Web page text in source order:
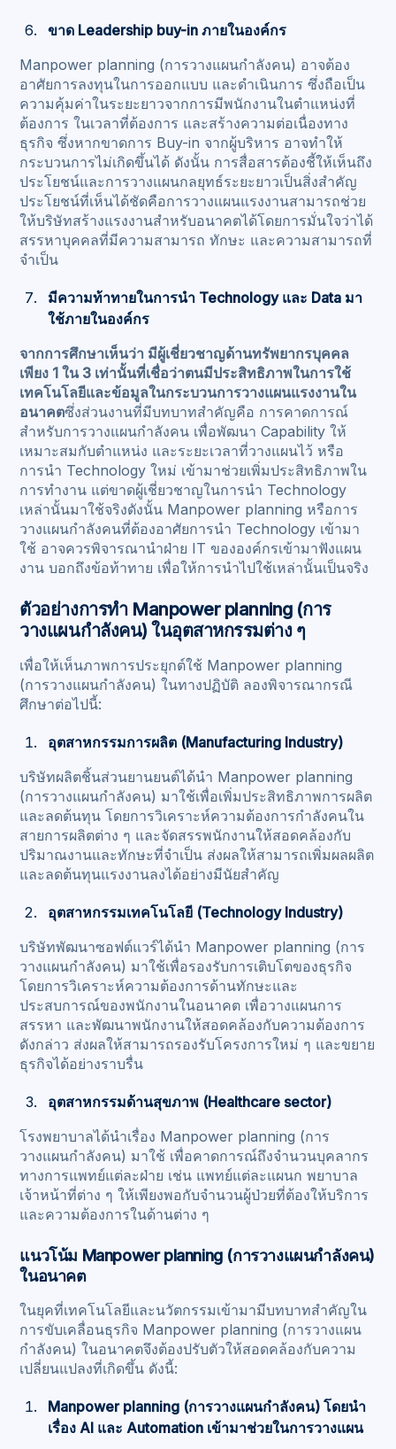
ขาด Leadership buy-in ภายในองค์กร
Manpower planning (การวางแผนกำลังคน) อาจต้อง
อาศัยการลงทุนในการออกแบบ และดำเนินการ ซึ่งถือเป็น
ความคุ้มค่าในระยะยาวจากการมีพนักงานในตำแหน่งที่
ต้องการ ในเวลาที่ต้องการ และสร้างความต่อเนื่องทาง
ธุรกิจ ซึ่งหากขาดการ Buy-in จากผู้บริหาร อาจทำให้
กระบวนการไม่เกิดขึ้นได้ ดังนั้น การสื่อสารต้องชี้ให้เห็นถึง
ประโยชน์และการวางแผนกลยุทธ์ระยะยาวเป็นสิ่งสำคัญ
ประโยชน์ที่เห็นได้ชัดคือการวางแผนแรงงานสามารถช่วย
ให้บริษัทสร้างแรงงานสำหรับอนาคตได้โดยการมั่นใจว่าได้
สรรหาบุคคลที่มีความสามารถ ทักษะ และความสามารถที่
จำเป็น
มีความท้าทายในการนำ Technology และ Data มา
ใช้ภายในองค์กร
จากการศึกษาเห็นว่า มีผู้เชี่ยวชาญด้านทรัพยากรบุคคล
เพียง 1 ใน 3 เท่านั้นที่เชื่อว่าตนมีประสิทธิภาพในการใช้
เทคโนโลยีและข้อมูลในกระบวนการวางแผนแรงงานใน
อนาคตซึ่งส่วนงานที่มีบทบาทสำคัญคือ การคาดการณ์
สำหรับการวางแผนกำลังคน เพื่อพัฒนา Capability ให้
เหมาะสมกับตำแหน่ง และระยะเวลาที่วางแผนไว้ หรือ
การนำ Technology ใหม่ เข้ามาช่วยเพิ่มประสิทธิภาพใน
การทำงาน แต่ขาดผู้เชี่ยวชาญในการนำ Technology
เหล่านั้นมาใช้จริงดังนั้น Manpower planning หรือการ
วางแผนกำลังคนที่ต้องอาศัยการนำ Technology เข้ามา
ใช้ อาจควรพิจารณานำฝ่าย IT ขององค์กรเข้ามาฟังแผน
งาน บอกถึงข้อท้าทาย เพื่อให้การนำไปใช้เหล่านั้นเป็นจริง
ตัวอย่างการทำ Manpower planning (การ
วางแผนกำลังคน) ในอุตสาหกรรมต่าง ๆ
เพื่อให้เห็นภาพการประยุกต์ใช้ Manpower planning
(การวางแผนกำลังคน) ในทางปฏิบัติ ลองพิจารณากรณี
ศึกษาต่อไปนี้:
อุตสาหกรรมการผลิต (Manufacturing Industry)
บริษัทผลิตชิ้นส่วนยานยนต์ได้นำ Manpower planning
(การวางแผนกำลังคน) มาใช้เพื่อเพิ่มประสิทธิภาพการผลิต
และลดต้นทุน โดยการวิเคราะห์ความต้องการกำลังคนใน
สายการผลิตต่าง ๆ และจัดสรรพนักงานให้สอดคล้องกับ
ปริมาณงานและทักษะที่จำเป็น ส่งผลให้สามารถเพิ่มผลผลิต
และลดต้นทุนแรงงานลงได้อย่างมีนัยสำคัญ
อุตสาหกรรมเทคโนโลยี (Technology Industry)
บริษัทพัฒนาซอฟต์แวร์ได้นำ Manpower planning (การ
วางแผนกำลังคน) มาใช้เพื่อรองรับการเติบโตของธุรกิจ
โดยการวิเคราะห์ความต้องการด้านทักษะและ
ประสบการณ์ของพนักงานในอนาคต เพื่อวางแผนการ
สรรหา และพัฒนาพนักงานให้สอดคล้องกับความต้องการ
ดังกล่าว ส่งผลให้สามารถรองรับโครงการใหม่ ๆ และขยาย
ธุรกิจได้อย่างราบรื่น
อุตสาหกรรมด้านสุขภาพ (Healthcare sector)
โรงพยาบาลได้นำเรื่อง Manpower planning (การ
วางแผนกำลังคน) มาใช้ เพื่อคาดการณ์ถึงจำนวนบุคลากร
ทางการแพทย์แต่ละฝ่าย เช่น แพทย์แต่ละแผนก พยาบาล
เจ้าหน้าที่ต่าง ๆ ให้เพียงพอกับจำนวนผู้ป่วยที่ต้องให้บริการ
และความต้องการในด้านต่าง ๆ
แนวโน้ม Manpower planning (การวางแผนกำลังคน)
ในอนาคต
ในยุคที่เทคโนโลยีและนวัตกรรมเข้ามามีบทบาทสำคัญใน
การขับเคลื่อนธุรกิจ Manpower planning (การวางแผน
กำลังคน) ในอนาคตจึงต้องปรับตัวให้สอดคล้องกับความ
เปลี่ยนแปลงที่เกิดขึ้น ดังนี้:
Manpower planning (การวางแผนกำลังคน) โดยนำ
เรื่อง AI และ Automation เข้ามาช่วยในการวางแผน